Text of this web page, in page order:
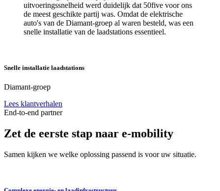
uitvoeringssnelheid werd duidelijk dat 50five voor ons
de meest geschikte partij was. Omdat de elektrische
auto's van de Diamant-groep al waren besteld, was een
snelle installatie van de laadstations essentieel.
Snelle installatie laadstations
Diamant-groep
Lees klantverhalen
End-to-end partner
Zet de eerste stap naar e‑mobility
Samen kijken we welke oplossing passend is voor uw situatie.